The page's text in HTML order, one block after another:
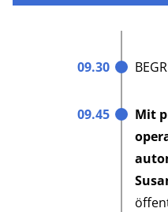
ANMELDEN
09.30
09.45
Mit